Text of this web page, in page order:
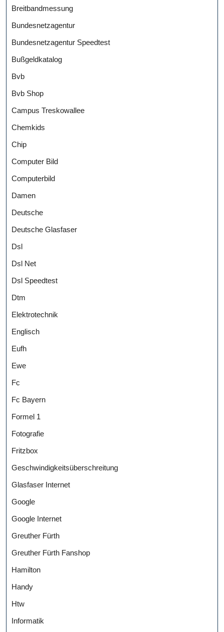
Breitbandmessung
Bundesnetzagentur
Bundesnetzagentur Speedtest
Bußgeldkatalog
Bvb
Bvb Shop
Campus Treskowallee
Chemkids
Chip
Computer Bild
Computerbild
Damen
Deutsche
Deutsche Glasfaser
Dsl
Dsl Net
Dsl Speedtest
Dtm
Elektrotechnik
Englisch
Eufh
Ewe
Fc
Fc Bayern
Formel 1
Fotografie
Fritzbox
Geschwindigkeitsüberschreitung
Glasfaser Internet
Google
Google Internet
Greuther Fürth
Greuther Fürth Fanshop
Hamilton
Handy
Htw
Informatik